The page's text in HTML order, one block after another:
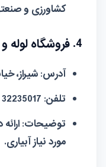
کشاورزی و
4. فروشگاه لوله و لوازم کشاورزی
آدرس: شیراز،
تلفن:
توضیحات:
مورد نیاز آبیاری.